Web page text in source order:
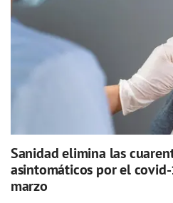
Sanidad elimina las
asintomáticos por el
marzo